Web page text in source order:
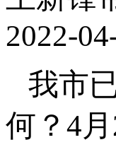
2022-
我市
何？4